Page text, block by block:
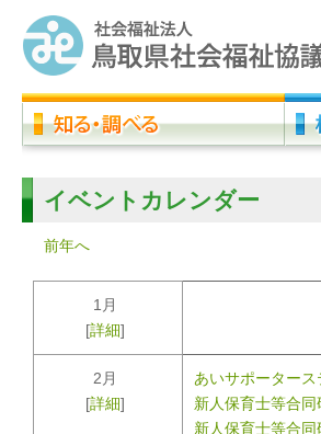
イベントカレンダー
前年へ
1月
[詳細]
2月
[詳細]
あいサポーター
新人保育士等合
新人保育士等合